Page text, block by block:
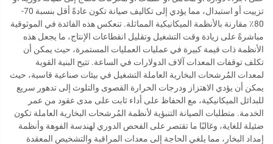
تزييت أو استبدال، مما يؤدي إلى تكاليف صيانة تكون عادةً أقل بنسبة 70-
80٪ مقارنة بالأنظمة الميكانيكية المماثلة. تنعكس هذه الفائدة في الموثوقية
مباشرةً على زيادة وقت التشغيل وتقليل انقطاعات الإنتاج، ما يجعل هذه
الأنظمة ذات قيمة كبيرة في عمليات العمليات المستمرة، حيث يمكن أن
تكلف توقفات المعدات آلاف الدولارات في الساعة. تتيح البنية القوية
لمعدات المُرشحات البخارية العاملة التشغيل في بيئات صناعية قاسية، حيث
يمكن أن يؤدي الاهتزاز ودرجات الحرارة القصوى والتلوث إلى تدهور سريع
للبدائل الميكانيكية، مع الحفاظ على أداء ثابت على مدى عقود من عمر
الخدمة. متطلبات الصيانة التنبؤية لأنظمة المُرشحات البخارية العاملة تكون
ضئيلة للغاية، وغالبًا ما تقتصر على الفحص الدوري لهندسة الفوهة وأنظمة
إمداد البخار، مما يلغي الحاجة إلى معدات المراقبة والتشخيص المعقدة